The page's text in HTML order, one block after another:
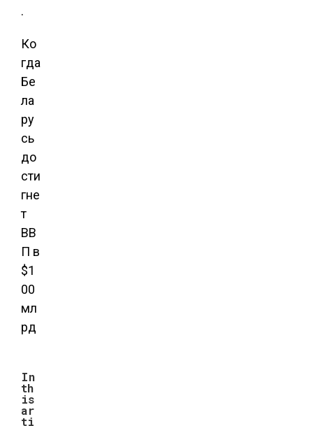
.
Ко
гда
Бе
ла
ру
сь
до
сти
гне
т
ВВ
П в
$1
00
мл
рд
In
th
is
ar
ti